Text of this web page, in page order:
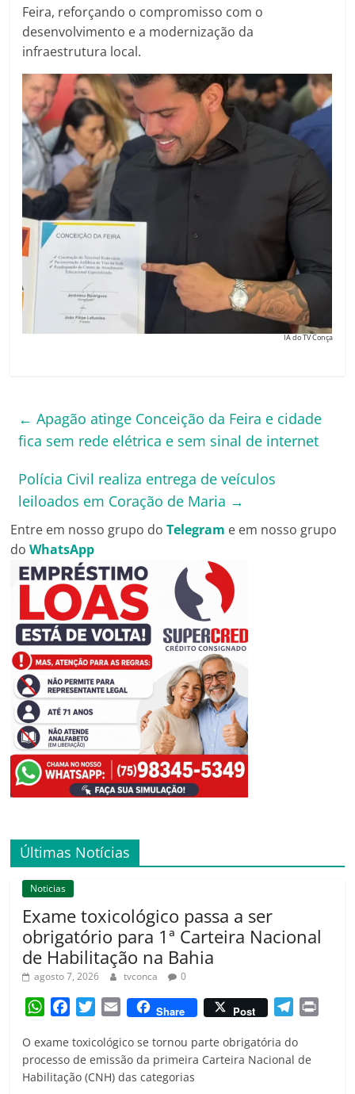
Feira, reforçando o compromisso com o
desenvolvimento e a modernização da
infraestrutura local.
IA do TV Conça
← Apagão atinge Conceição da Feira e cidade
fica sem rede elétrica e sem sinal de internet
Polícia Civil realiza entrega de veículos
leiloados em Coração de Maria →
Entre em nosso grupo doTelegram e em nosso grupo
doWhatsApp
Últimas Notícias
Noticias
Exame toxicológico passa a ser
obrigatório para 1ª Carteira Nacional
de Habilitação na Bahia
agosto 7, 2026 tvconca 0
W
a
t
s
c
e
b
i
t
t
a
i
l
Share Post
l
e
O exame toxicológico se tornou parte obrigatória do
processo de emissão da primeira Carteira Nacional de
Habilitação (CNH) das categorias